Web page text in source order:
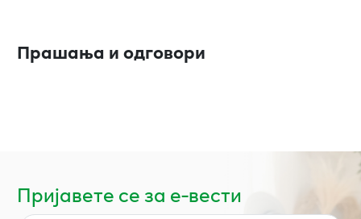
Прашања и одговори
Пријавете се за е-вести